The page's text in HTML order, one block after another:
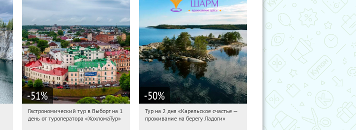
-51%
11:06:48 Купили:5
Гастрономический тур в Выборг на 1
день от туроператора «ХохломаТур»
-50%
11:06:48 Купили:39
Тур на 2 дня «Карельское счастье —
проживание на берегу Ладоги»